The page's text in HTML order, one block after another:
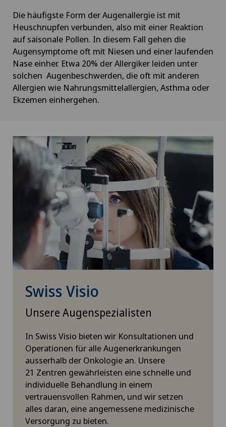
Die häufigste Form der Augenallergie ist mit
Heuschnupfen verbunden, also mit einer Reaktion
auf saisonale Pollen. In diesem Fall gehen die
Augensymptome oft mit Niesen und einer laufenden
Nase einher. Etwa 20% der Allergiker leiden unter
solchen Augenbeschwerden, die oft mit anderen
Allergien wie Nahrungsmittelallergien, Asthma oder
Ekzemen einhergehen.
Swiss Visio
Unsere Augenspezialisten
In Swiss Visio bieten wir Konsultationen und
Operationen für alle Augenerkrankungen
ausserhalb der Onkologie an. Unsere
21 Zentren gewährleisten eine schnelle und
individuelle Behandlung in einem
vertrauensvollen Rahmen, und wir setzen
alles daran, eine angemessene medizinische
Versorgung zu bieten.